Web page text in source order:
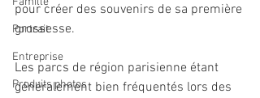
Portrait
Entreprise
Produits photos
pour créer des souvenirs de sa première
grossesse.
Les parcs de région parisienne étant
généralement bien fréquentés lors des